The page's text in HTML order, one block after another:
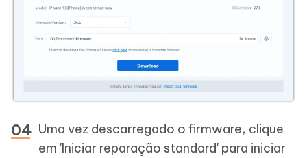
Uma vez descarregado o firmware, clique
em 'Iniciar reparação standard' para iniciar